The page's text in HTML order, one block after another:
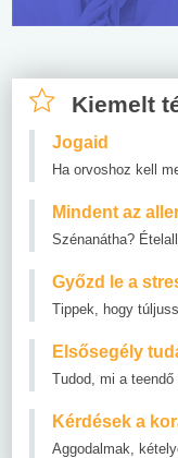
Kiemelt
Jogaid
Ha orvoshoz kell
Mindent az
Szénanátha?
Győzd le a
Tippek, hogy
Elsősegély
Tudod, mi a
Kérdések a
Aggodalmak,